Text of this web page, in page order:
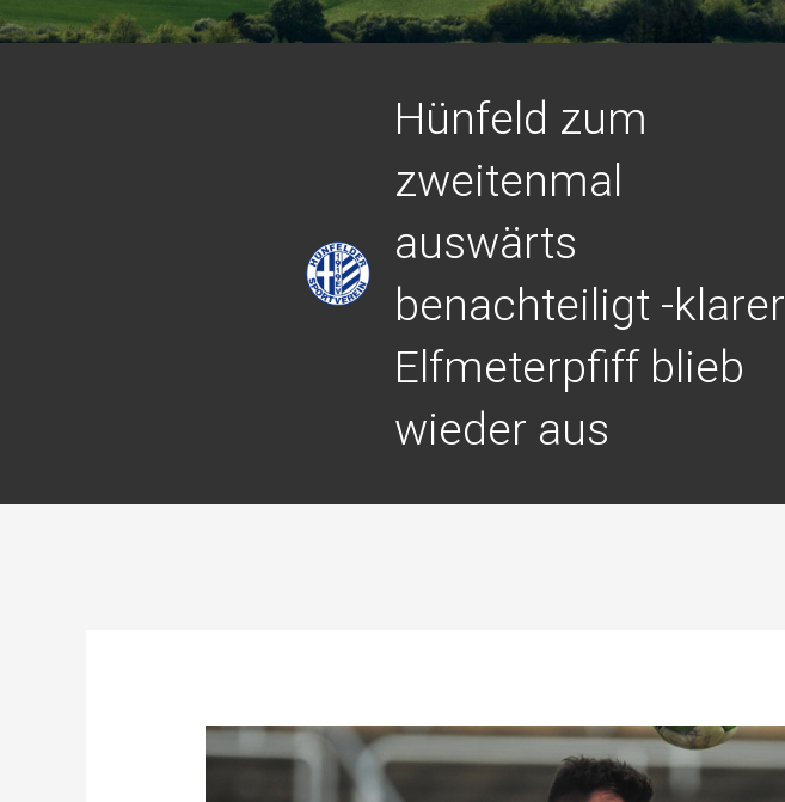
Hünfeld zum
zweitenmal
auswärts
benachteiligt -klarer
Elfmeterpfiff blieb
wieder aus